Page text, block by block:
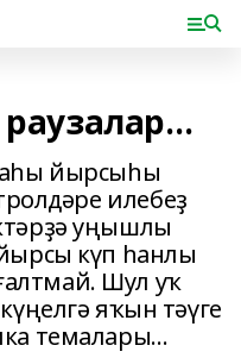
йырсыһы
илебеҙ
уңыш­лы
күп һанлы
Шул уҡ
яҡын тәүге
темалары…